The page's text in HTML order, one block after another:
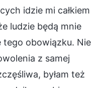
idzie mi całkiem
ludzie będą mnie
obowiązku. Nie
z samej
byłam też